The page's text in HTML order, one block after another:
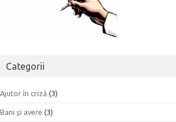
Categorii
Ajutor în criză (3)
Bani şi avere (3)